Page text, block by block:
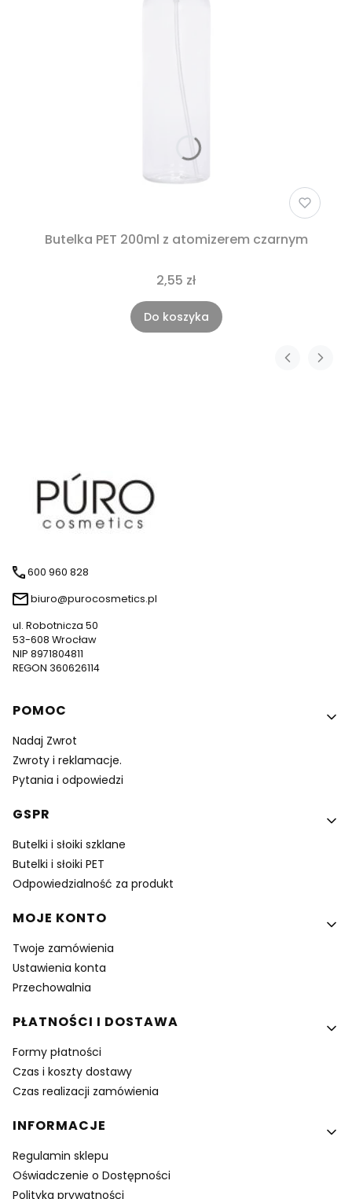
Butelka PET 200ml z atomizerem czarnym
2,55 zł
Do koszyka
600 960 828
biuro@purocosmetics.pl
ul. Robotnicza 50
53-608 Wrocław
NIP 8971804811
REGON 360626114
Linki w stopce
POMOC
Nadaj Zwrot
Zwroty i reklamacje.
Pytania i odpowiedzi
GSPR
Butelki i słoiki szklane
Butelki i słoiki PET
Odpowiedzialność za produkt
MOJE KONTO
Twoje zamówienia
Ustawienia konta
Przechowalnia
PŁATNOŚCI I DOSTAWA
Formy płatności
Czas i koszty dostawy
Czas realizacji zamówienia
INFORMACJE
Regulamin sklepu
Oświadczenie o Dostępności
Polityka prywatności